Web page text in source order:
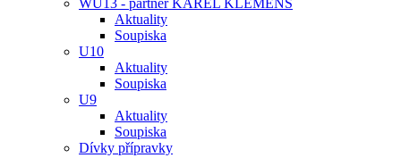
WU13 - partner KAREL KLEMENS
Aktuality
Soupiska
U10
Aktuality
Soupiska
U9
Aktuality
Soupiska
Dívky přípravky